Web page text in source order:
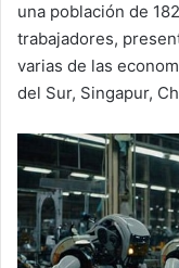
una población de
trabajadores,
varias de las
del Sur, Singapur,